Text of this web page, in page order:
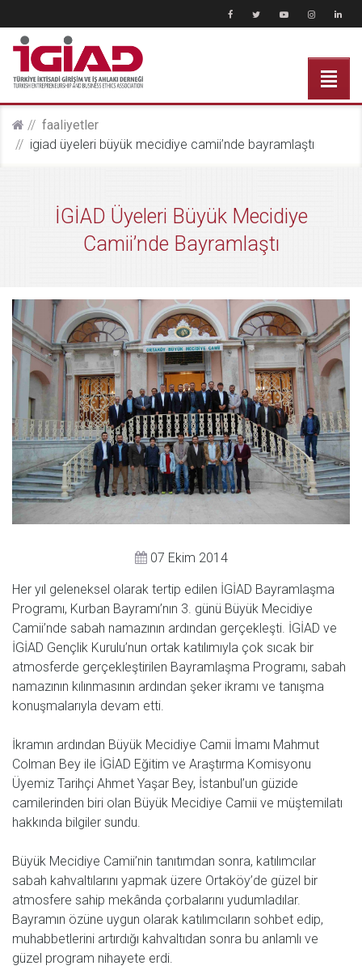
faali̇yetler
i̇gi̇ad üyeleri büyük mecidiye camii’nde bayramlaştı
İGİAD Üyeleri Büyük Mecidiye
Camii’nde Bayramlaştı
07 Ekim 2014
Her yıl geleneksel olarak tertip edilen İGİAD Bayramlaşma
Programı, Kurban Bayramı’nın 3. günü Büyük Mecidiye
Camii’nde sabah namazının ardından gerçekleşti. İGİAD ve
İGİAD Gençlik Kurulu’nun ortak katılımıyla çok sıcak bir
atmosferde gerçekleştirilen Bayramlaşma Programı, sabah
namazının kılınmasının ardından şeker ikramı ve tanışma
konuşmalarıyla devam etti.
İkramın ardından Büyük Mecidiye Camii İmamı Mahmut
Colman Bey ile İGİAD Eğitim ve Araştırma Komisyonu
Üyemiz Tarihçi Ahmet Yaşar Bey, İstanbul’un güzide
camilerinden biri olan Büyük Mecidiye Camii ve müştemilatı
hakkında bilgiler sundu.
Büyük Mecidiye Camii’nin tanıtımdan sonra, katılımcılar
sabah kahvaltılarını yapmak üzere Ortaköy’de güzel bir
atmosfere sahip mekânda çorbalarını yudumladılar.
Bayramın özüne uygun olarak katılımcıların sohbet edip,
muhabbetlerini artırdığı kahvaltıdan sonra bu anlamlı ve
güzel program nihayete erdi.